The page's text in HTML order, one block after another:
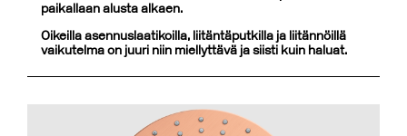
paikallaan alusta alkaen.
Oikeilla asennuslaatikoilla, liitäntäputkilla ja liitännöillä
vaikutelma on juuri niin miellyttävä ja siisti kuin haluat.